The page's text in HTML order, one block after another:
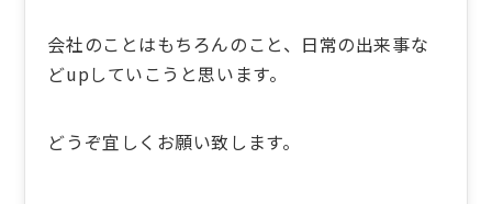
会社のことはもちろんのこと、日常の出来事な
どupしていこうと思います。
どうぞ宜しくお願い致します。